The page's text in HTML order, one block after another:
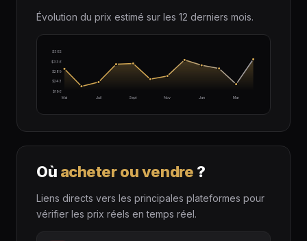
Évolution du prix estimé sur les 12 derniers mois.
$196
$243
$289
$336
$382
Mai Juil Sept Nov Jan Mar
Où acheter ou vendre ?
Liens directs vers les principales plateformes pour
vérifier les prix réels en temps réel.